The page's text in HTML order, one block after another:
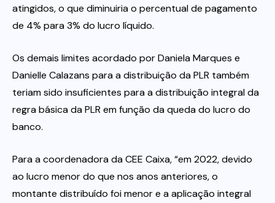
atingidos, o que diminuiria o percentual de pagamento
de 4% para 3% do lucro líquido.
Os demais limites acordado por Daniela Marques e
Danielle Calazans para a distribuição da PLR também
teriam sido insuficientes para a distribuição integral da
regra básica da PLR em função da queda do lucro do
banco.
Para a coordenadora da CEE Caixa, “em 2022, devido
ao lucro menor do que nos anos anteriores, o
montante distribuído foi menor e a aplicação integral